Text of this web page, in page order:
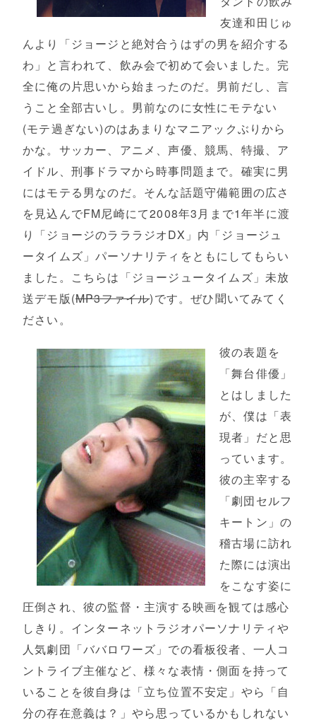
友達和田じゅ
んより「ジョージと絶対合うはずの男を紹介する
わ」と言われて、飲み会で初めて会いました。完
全に俺の片思いから始まったのだ。男前だし、言
うこと全部古いし。男前なのに女性にモテない
(モテ過ぎない)のはあまりなマニアックぶりから
かな。サッカー、アニメ、声優、競馬、特撮、ア
イドル、刑事ドラマから時事問題まで。確実に男
にはモテる男なのだ。そんな話題守備範囲の広さ
を見込んでFM尼崎にて2008年3月まで1年半に渡
り「ジョージのラララジオDX」内「ジョージュ
ータイムズ」パーソナリティをともにしてもらい
ました。こちらは「ジョージュータイムズ」未放
送デモ版(MP3ファイル)です。ぜひ聞いてみてく
ださい。
彼の表題を
「舞台俳優」
とはしました
が、僕は「表
現者」だと思
っています。
彼の主宰する
「劇団セルフ
キートン」の
稽古場に訪れ
た際には演出
をこなす姿に
圧倒され、彼の監督・主演する映画を観ては感心
しきり。インターネットラジオパーソナリティや
人気劇団「ババロワーズ」での看板役者、一人コ
ントライブ主催など、様々な表情・側面を持って
いることを彼自身は「立ち位置不安定」やら「自
分の存在意義は？」やら思っているかもしれない